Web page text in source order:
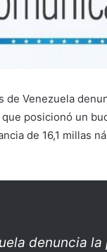
de Venezuela
posicionó un
de 16,1 millas
denuncia